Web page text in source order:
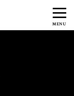
MENU
ロー